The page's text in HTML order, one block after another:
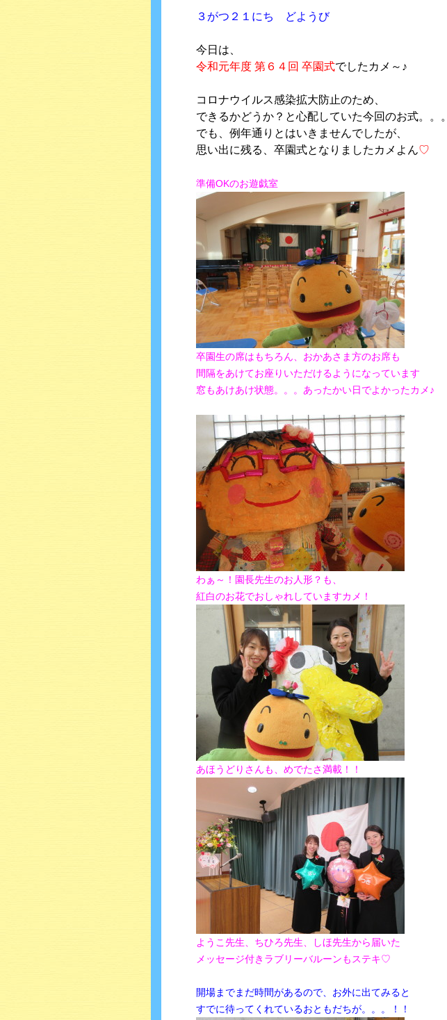
３がつ２１にち どようび
今日は、
令和元年度 第６４回 卒園式でしたカメ～♪
コロナウイルス感染拡大防止のため、
できるかどうか？と心配していた今回のお式。。。
でも、例年通りとはいきませんでしたが、
思い出に残る、卒園式となりましたカメよん♡
準備OKのお遊戯室
卒園生の席はもちろん、おかあさま方のお席も
間隔をあけてお座りいただけるようになっています
窓もあけあけ状態。。。あったかい日でよかったカメ♪
わぁ～！ 園長先生のお人形？も、
紅白のお花でおしゃれしていますカメ！
あほうどりさんも、めでたさ満載！！
ようこ先生、ちひろ先生、しほ先生から届いた
メッセージ付きラブリーバルーンもステキ♡
開場までまだ時間があるので、お外に出てみると
すでに待ってくれているおともだちが。。。！！